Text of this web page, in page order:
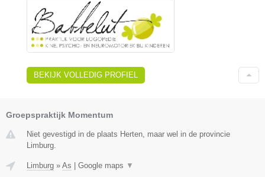
BEKIJK VOLLEDIG PROFIEL
Groepspraktijk Momentum
Niet gevestigd in de plaats Herten, maar wel in de provincie
Limburg.
Limburg » As Google maps ▼